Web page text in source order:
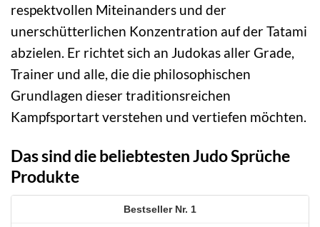
respektvollen Miteinanders und der
unerschütterlichen Konzentration auf der Tatami
abzielen. Er richtet sich an Judokas aller Grade,
Trainer und alle, die die philosophischen
Grundlagen dieser traditionsreichen
Kampfsportart verstehen und vertiefen möchten.
Das sind die beliebtesten Judo Sprüche
Produkte
1